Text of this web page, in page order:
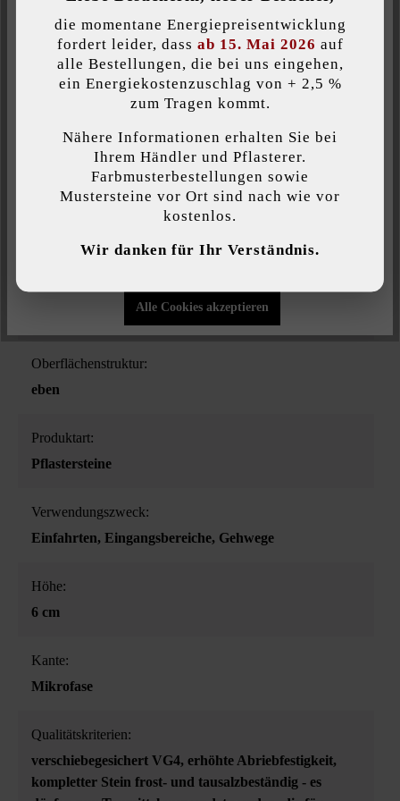
sind in zwei Höhen erhältlich. Wählen Sie die für Ihre
Anforderungen entsprechende Steindicke.
Kombiformat
Belastbarkeit:
Pkw-Nutzung bis 3,5 t mit geringem
Verkehrsaufkommen
Farbe:
Oberflächenstruktur:
eben
Produktart:
Pflastersteine
Verwendungszweck:
Einfahrten, Eingangsbereiche, Gehwege
Höhe:
6 cm
Kante:
Mikrofase
Qualitätskriterien:
verschiebegesichert VG4, erhöhte Abriebfestigkeit,
kompletter Stein frost- und tausalzbeständig - es
Inaktiv
Individuelle Cookies akzeptieren
Funktionalität bieten zu können...Mehr Informationen
Individuelle Einstellungen
Alle Cookies akzeptieren
die momentane Energiepreisentwicklung
fordert leider, dass ab 15. Mai 2026 auf
alle Bestellungen, die bei uns eingehen,
ein Energiekostenzuschlag von + 2,5 %
zum Tragen kommt.
Nähere Informationen erhalten Sie bei
Ihrem Händler und Pflasterer.
Farbmusterbestellungen sowie
Mustersteine vor Ort sind nach wie vor
kostenlos.
Wir danken für Ihr Verständnis.